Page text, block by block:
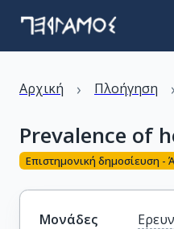
Αρχική › Πλοήγηση ›
Prevalence of
Επιστημονική δημοσίευση -
Μονάδες